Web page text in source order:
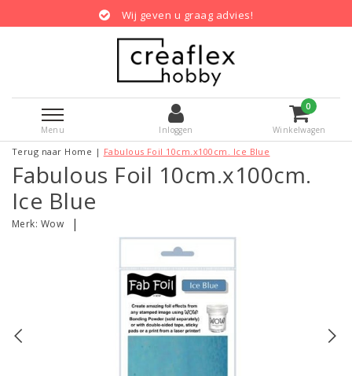
Wij geven u graag advies!
Menu Inloggen
0
Winkelwagen
Terug naar Home | Fabulous Foil 10cm.x100cm. Ice Blue
Fabulous Foil 10cm.x100cm.
Ice Blue
Merk: Wow |